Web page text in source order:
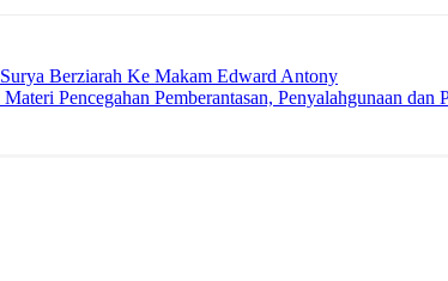
Berziarah Ke Makam Edward Antony
Pencegahan Pemberantasan, Penyalahgunaan dan